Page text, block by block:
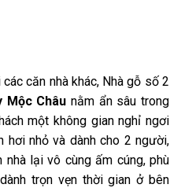
căn nhà khác, Nhà gỗ số 2
Mộc Châu nằm ẩn sâu trong
một không gian nghỉ ngơi
hơi nhỏ và dành cho 2 người,
lại vô cùng ấm cúng, phù
trọn vẹn thời gian ở bên